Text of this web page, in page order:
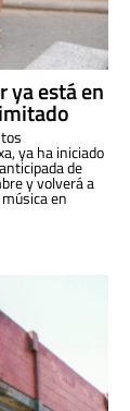
ya está en
ya ha iniciado
de
y volverá a
en